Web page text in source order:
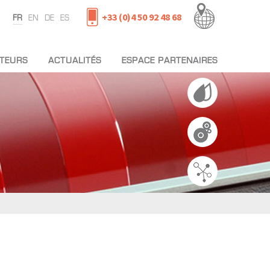
FR EN DE ES +33 (0)4 50 92 48 68
ACTUALITÉS ESPACE PARTENAIRES